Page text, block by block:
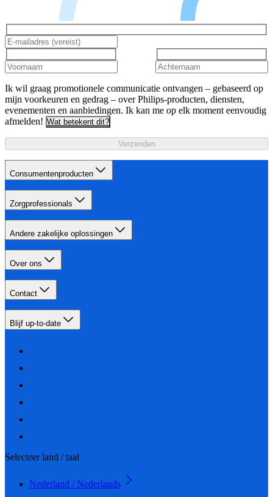
Ik wil graag promotionele communicatie ontvangen – gebaseerd op
mijn voorkeuren en gedrag – over Philips-producten, diensten,
evenementen en aanbiedingen. Ik kan me op elk moment eenvoudig
afmelden! Wat betekent dit?
Verzenden
Consumentenproducten
Zorgprofessionals
Andere zakelijke oplossingen
Over ons
Contact
Blijf up-to-date
Selecteer land / taal
Nederland / Nederlands